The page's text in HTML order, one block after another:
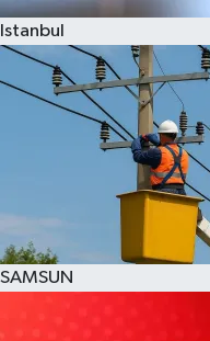
Istanbul
SAMSUN